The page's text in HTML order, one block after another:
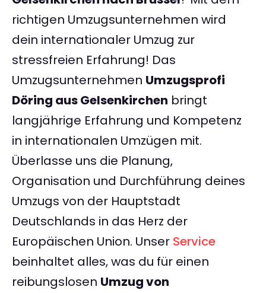
richtigen Umzugsunternehmen wird
dein internationaler Umzug zur
stressfreien Erfahrung! Das
Umzugsunternehmen Umzugsprofi
Döring aus Gelsenkirchen bringt
langjährige Erfahrung und Kompetenz
in internationalen Umzügen mit.
Überlasse uns die Planung,
Organisation und Durchführung deines
Umzugs von der Hauptstadt
Deutschlands in das Herz der
Europäischen Union. Unser Service
beinhaltet alles, was du für einen
reibungslosen Umzug von